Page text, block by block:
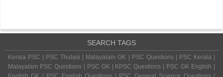
SEARCH TAGS
Kerala PSC | PSC Thulasi | Malayalam GK | PSC Questions | PSC Kerala |
Malayalam PSC Questions | PSC GK | KPSC Questions | PSC GK English |